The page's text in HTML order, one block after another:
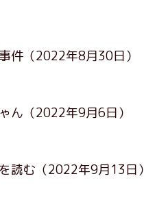
件 （2022年8月30日）
ん （2022年9月6日）
読む （2022年9月13日）